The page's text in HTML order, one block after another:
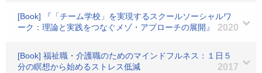
[Book] 『「チーム学校」を実現するスクールソーシャルワ
ーク：理論と実践をつなぐメゾ・アプローチの展開』
2020
[Book] 福祉職・介護職のためのマインドフルネス：１日５
分の瞑想から始めるストレス低減
2017